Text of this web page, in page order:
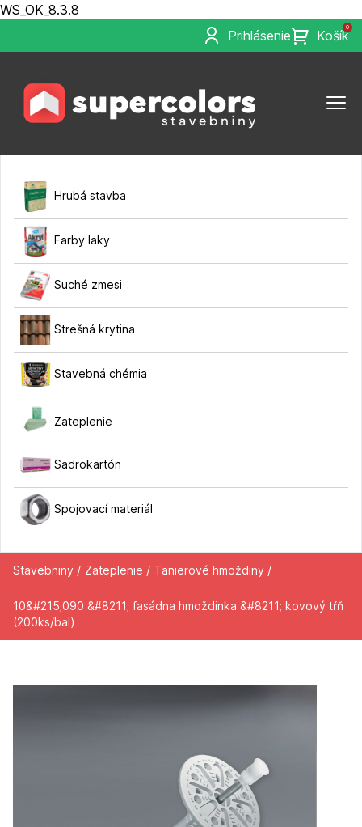
WS_OK_8.3.8
Prihlásenie
0
Košík
Hrubá stavba
Farby laky
Suché zmesi
Strešná krytina
Stavebná chémia
Zateplenie
Sadrokartón
Spojovací materiál
Stavebniny / Zateplenie / Tanierové hmoždiny /
10&#215;090 &#8211; fasádna hmoždinka &#8211; kovový tŕň
(200ks/bal)